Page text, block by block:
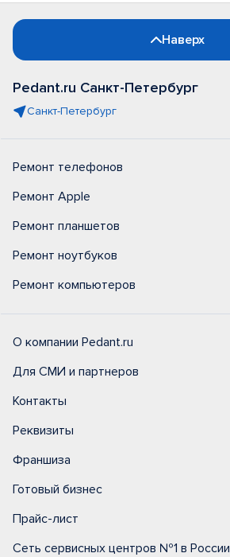
Наверх
Pedant.ru Санкт-Петербург
Санкт-Петербург
Ремонт телефонов
Ремонт Apple
Ремонт планшетов
Ремонт ноутбуков
Ремонт компьютеров
О компании Pedant.ru
Для СМИ и партнеров
Контакты
Реквизиты
Франшиза
Готовый бизнес
Прайс-лист
Сеть сервисных центров №1 в России